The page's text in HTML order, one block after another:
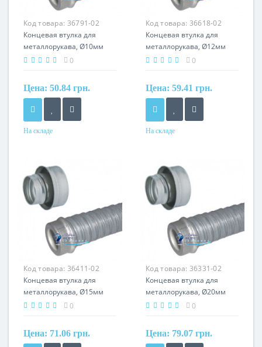
Код товара: 36791-02
Концевая втулка для
металлорукава, Ø10мм
0
Цена: 50.84 грн.
На складе
методу сендзимира
Код товара: 36618-02
Концевая втулка для
металлорукава, Ø12мм
0
Цена: 59.41 грн.
На складе
методу сендзимира
Код товара: 36411-02
Концевая втулка для
металлорукава, Ø15мм
0
Цена: 71.06 грн.
Код товара: 36331-02
Концевая втулка для
металлорукава, Ø20мм
0
Цена: 79.07 грн.